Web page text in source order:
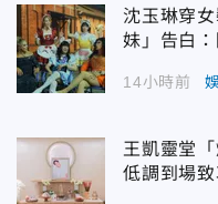
沈玉琳穿
妹」告白
14小時前
王凱靈堂
低調到場致